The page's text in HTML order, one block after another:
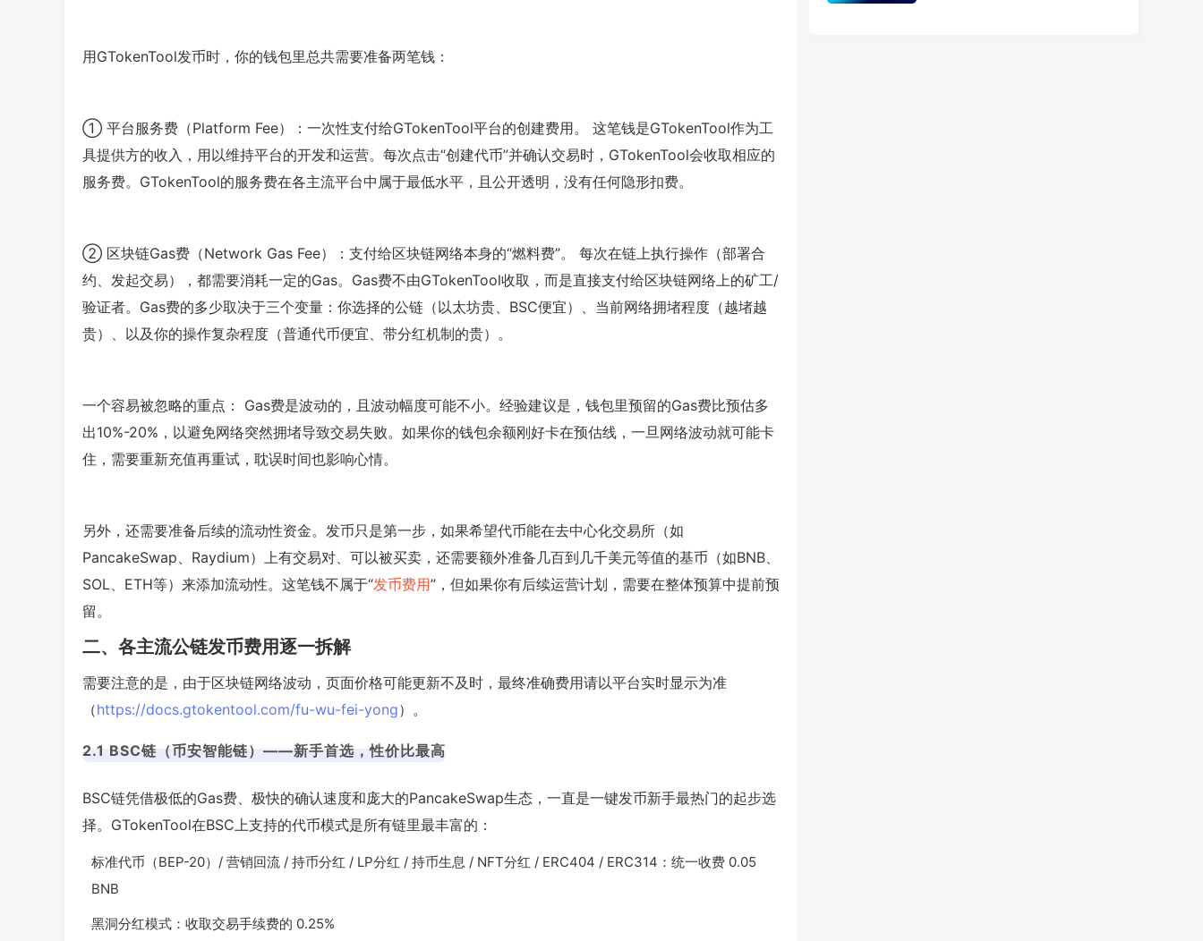
用GTokenTool发币时，你的钱包里总共需要准备两笔钱：
① 平台服务费（Platform Fee）：一次性支付给GTokenTool平台的创建费用。 这笔钱是GTokenTool作为工
具提供方的收入，用以维持平台的开发和运营。每次点击“创建代币”并确认交易时，GTokenTool会收取相应的
服务费。GTokenTool的服务费在各主流平台中属于最低水平，且公开透明，没有任何隐形扣费。
② 区块链Gas费（Network Gas Fee）：支付给区块链网络本身的“燃料费”。 每次在链上执行操作（部署合
约、发起交易），都需要消耗一定的Gas。Gas费不由GTokenTool收取，而是直接支付给区块链网络上的矿工/
验证者。Gas费的多少取决于三个变量：你选择的公链（以太坊贵、BSC便宜）、当前网络拥堵程度（越堵越
贵）、以及你的操作复杂程度（普通代币便宜、带分红机制的贵）。
一个容易被忽略的重点： Gas费是波动的，且波动幅度可能不小。经验建议是，钱包里预留的Gas费比预估多
出10%-20%，以避免网络突然拥堵导致交易失败。如果你的钱包余额刚好卡在预估线，一旦网络波动就可能卡
住，需要重新充值再重试，耽误时间也影响心情。
另外，还需要准备后续的流动性资金。发币只是第一步，如果希望代币能在去中心化交易所（如
PancakeSwap、Raydium）上有交易对、可以被买卖，还需要额外准备几百到几千美元等值的基币（如BNB、
SOL、ETH等）来添加流动性。这笔钱不属于“发币费用”，但如果你有后续运营计划，需要在整体预算中提前预
留。
二、各主流公链发币费用逐一拆解
需要注意的是，由于区块链网络波动，页面价格可能更新不及时，最终准确费用请以平台实时显示为准
（https://docs.gtokentool.com/fu-wu-fei-yong）。
2.1 BSC链（币安智能链）——新手首选，性价比最高
BSC链凭借极低的Gas费、极快的确认速度和庞大的PancakeSwap生态，一直是一键发币新手最热门的起步选
择。GTokenTool在BSC上支持的代币模式是所有链里最丰富的：
标准代币（BEP-20）/ 营销回流 / 持币分红 / LP分红 / 持币生息 / NFT分红 / ERC404 / ERC314：统一收费 0.05
BNB
黑洞分红模式：收取交易手续费的 0.25%